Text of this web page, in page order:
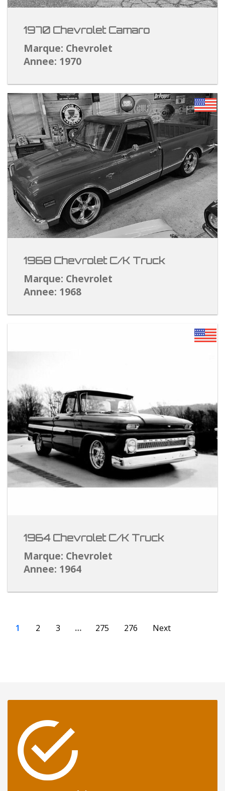
1970 Chevrolet Camaro
Marque: Chevrolet
Annee: 1970
1968 Chevrolet C/K Truck
Marque: Chevrolet
Annee: 1968
1964 Chevrolet C/K Truck
Marque: Chevrolet
Annee: 1964
1 2 3 … 275 276 Next